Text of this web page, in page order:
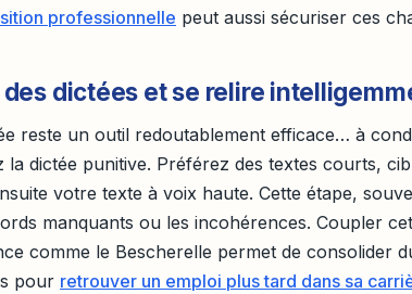
professionnelle peut aussi sécuriser ces
des dictées et se relire
reste un outil redoutablement efficace… à
la dictée punitive. Préférez des textes courts,
votre texte à voix haute. Cette étape,
manquants ou les incohérences. Coupler
comme le Bescherelle permet de consolider
pour retrouver un emploi plus tard dans sa